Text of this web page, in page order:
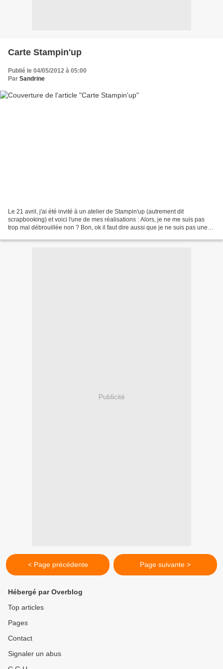
Carte Stampin'up
Publié le 04/05/2012 à 05:00
Par Sandrine
Le 21 avril, j'ai été invité à un atelier de Stampin'up (autrement dit
scrapbooking) et voici l'une de mes réalisations : Alors, je ne me suis pas
trop mal débrouillée non ? Bon, ok il faut dire aussi que je ne suis pas une
Publicité
< Page précédente Page suivante >
Hébergé par Overblog
Top articles
Pages
Contact
Signaler un abus